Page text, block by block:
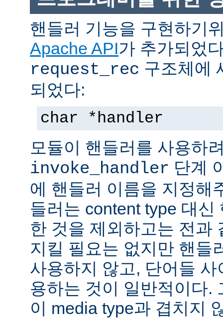
핸들러 기능을 구현하기
Apache API가 추가되었
request_rec 구조체에
되었다:
char *handler
모듈이 핸들러를 사용하
invoke_handler 단계
에 핸들러 이름을 지정해
들러는 content type 대신
한 것을 제외하고는 전과
지킬 필요는 없지만 핸들
사용하지 않고, 단어들
용하는 것이 일반적이다.
이 media type과 겹치지